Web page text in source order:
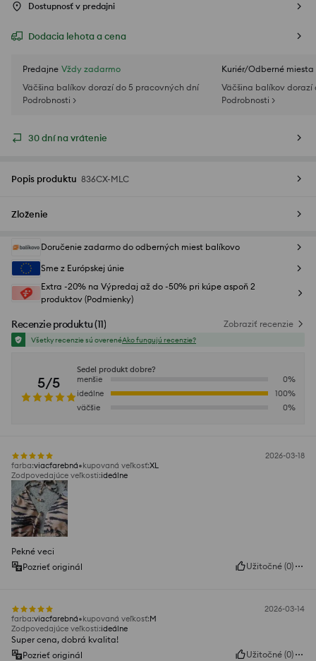
Dostupnosť v predajni
Dodacia lehota a cena
Predajne Vždy zadarmo
Väčšina balíkov dorazí do 5 pracovných dní
Podrobnosti >
Kuriér/Odberné miesta
Väčšina balíkov
Podrobnosti >
30 dní na vrátenie
Popis produktu 836CX-MLC
Zloženie
Doručenie zadarmo do odberných miest balíkovo
Sme z Európskej únie
Extra -20% na Výpredaj až do -50% pri kúpe aspoň 2
produktov (Podmienky)
Recenzie produktu(11) Zobraziť recenzie
Všetky recenzie sú overenéAko fungujú recenzie?
5/5
Sedel produkt dobre?
menšie
0%
ideálne
100%
väčšie
0%
2026-03-18
farba:viacfarebná kupovaná veľkosť:XL
Zodpovedajúce veľkosti:ideálne
Pekné veci
Pozrieť originál
Užitočné (0)
2026-03-14
farba:viacfarebná kupovaná veľkosť:M
Zodpovedajúce veľkosti:ideálne
Super cena, dobrá kvalita!
Pozrieť originál
Užitočné (0)